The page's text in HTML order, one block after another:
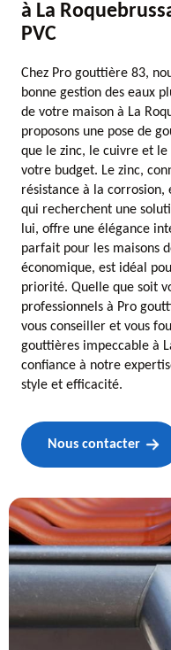
à La
PVC
Chez Pro gouttière 83,
bonne gestion des eaux
de votre maison à La
proposons une pose de
que le zinc, le cuivre et le
votre budget. Le zinc,
résistance à la corrosion,
qui recherchent une
lui, offre une élégance
parfait pour les maisons
économique, est idéal
priorité. Quelle que soit
professionnels à Pro
vous conseiller et vous
gouttières impeccable à
confiance à notre
style et efficacité.
Nous contacter